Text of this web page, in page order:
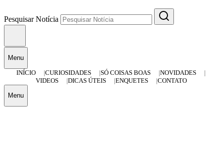
Pesquisar Notícia
Menu
INÍCIO
CURIOSIDADES SÓ COISAS BOAS
NOVIDADES
VIDEOS
DICAS ÚTEIS ENQUETES CONTATO
Menu